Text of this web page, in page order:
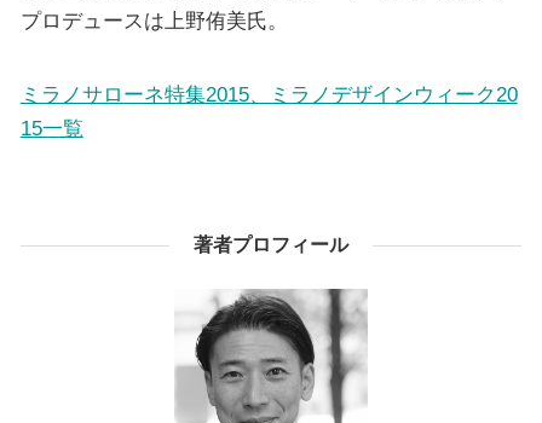
プロデュースは上野侑美氏。
ミラノサローネ特集2015、ミラノデザインウィーク20
15一覧
著者プロフィール